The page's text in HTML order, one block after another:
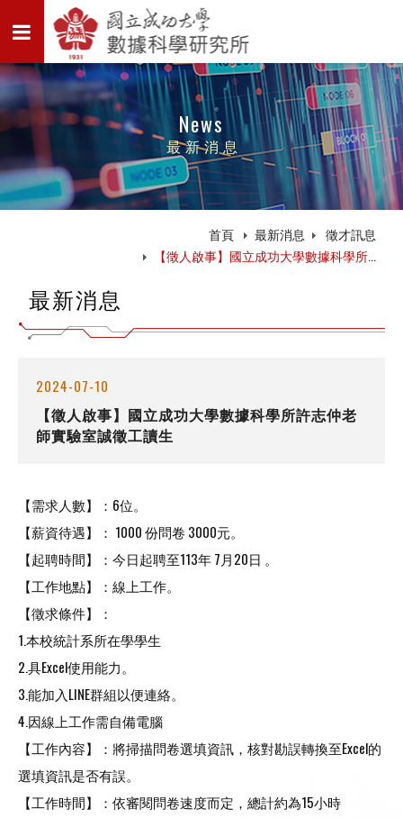
News
最新消息
首頁 最新消息
徵才訊息
【徵人啟事】國立成功大學數據科學所...
最新消息
2024-07-10
【徵人啟事】國立成功大學數據科學所許志仲老
師實驗室誠徵工讀生
【需求人數】：6位。
【薪資待遇】： 1000 份問卷 3000元。
【起聘時間】：今日起聘至113年 7月20日 。
【工作地點】：線上工作。
【徵求條件】：
1.本校統計系所在學學生
2.具Excel使用能力。
3.能加入LINE群組以便連絡。
4.因線上工作需自備電腦
【工作內容】：將掃描問卷選填資訊， 核對勘誤轉換至Excel的
選填資訊是否有誤。
【工作時間】：依審閱問卷速度而定，總計約為15小時